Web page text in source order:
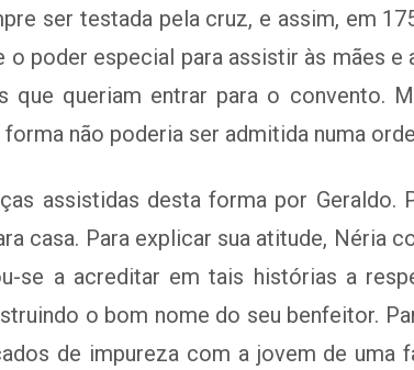
ser testada pela cruz, e assim, em
poder especial para assistir às mães e
que queriam entrar para o convento.
não poderia ser admitida numa
assistidas desta forma por
casa. Para explicar sua atitude, Néria
se a acreditar em tais histórias a
o bom nome do seu benfeitor.
de impureza com a jovem de uma